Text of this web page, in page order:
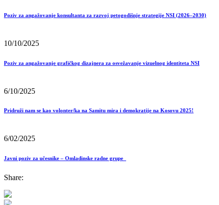
Poziv za angažovanje konsultanta za razvoj petogodišnje strategije NSI (2026–2030)
10/10/2025
Poziv za angažovanje grafičkog dizajnera za osvežavanje vizuelnog identiteta NSI
6/10/2025
Pridruži nam se kao volonter/ka na Samitu mira i demokratije na Kosovu 2025!
6/02/2025
Javni poziv za učesnike – Omladinske radne grupe
Share: